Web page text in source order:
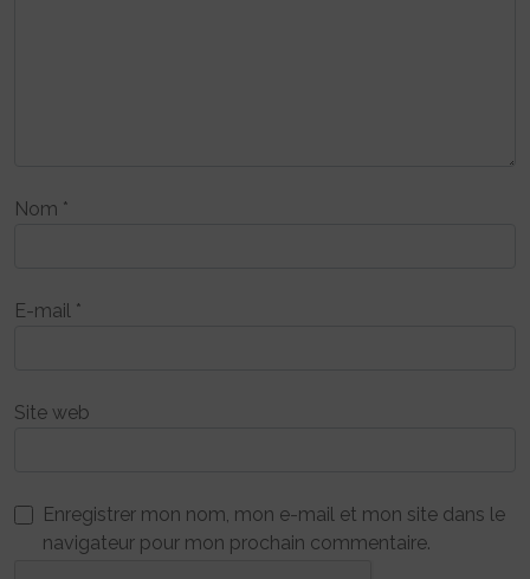
Nom *
E-mail *
Site web
Enregistrer mon nom, mon e-mail et mon site dans le
navigateur pour mon prochain commentaire.